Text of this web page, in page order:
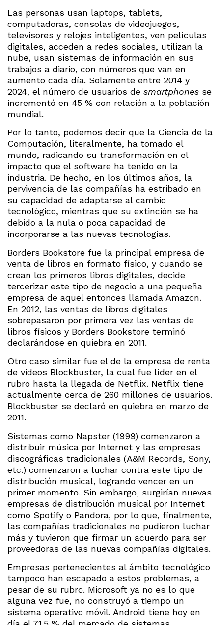
Las personas usan laptops, tablets,
computadoras, consolas de videojuegos,
televisores y relojes inteligentes, ven películas
digitales, acceden a redes sociales, utilizan la
nube, usan sistemas de información en sus
trabajos a diario, con números que van en
aumento cada día. Solamente entre 2014 y
2024, el número de usuarios de smartphones se
incrementó en 45 % con relación a la población
mundial.
Por lo tanto, podemos decir que la Ciencia de la
Computación, literalmente, ha tomado el
mundo, radicando su transformación en el
impacto que el software ha tenido en la
industria. De hecho, en los últimos años, la
pervivencia de las compañías ha estribado en
su capacidad de adaptarse al cambio
tecnológico, mientras que su extinción se ha
debido a la nula o poca capacidad de
incorporarse a las nuevas tecnologías.
Borders Bookstore fue la principal empresa de
venta de libros en formato físico, y cuando se
crean los primeros libros digitales, decide
tercerizar este tipo de negocio a una pequeña
empresa de aquel entonces llamada Amazon.
En 2012, las ventas de libros digitales
sobrepasaron por primera vez las ventas de
libros físicos y Borders Bookstore terminó
declarándose en quiebra en 2011.
Otro caso similar fue el de la empresa de renta
de videos Blockbuster, la cual fue líder en el
rubro hasta la llegada de Netflix. Netflix tiene
actualmente cerca de 260 millones de usuarios.
Blockbuster se declaró en quiebra en marzo de
2011.
Sistemas como Napster (1999) comenzaron a
distribuir música por Internet y las empresas
discográficas tradicionales (A&M Records, Sony,
etc.) comenzaron a luchar contra este tipo de
distribución musical, logrando vencer en un
primer momento. Sin embargo, surgirían nuevas
empresas de distribución musical por Internet
como Spotify o Pandora, por lo que, finalmente,
las compañías tradicionales no pudieron luchar
más y tuvieron que firmar un acuerdo para ser
proveedoras de las nuevas compañías digitales.
Empresas pertenecientes al ámbito tecnológico
tampoco han escapado a estos problemas, a
pesar de su rubro. Microsoft ya no es lo que
alguna vez fue, no construyó a tiempo un
sistema operativo móvil. Android tiene hoy en